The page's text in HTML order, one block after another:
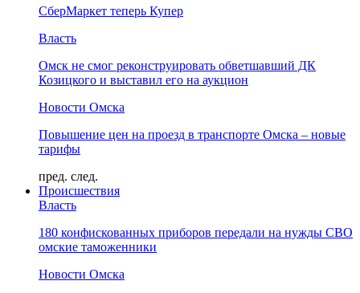
СберМаркет теперь Купер
Власть
Омск не смог реконструировать обветшавший ДК
Козицкого и выставил его на аукцион
Новости Омска
Повышение цен на проезд в транспорте Омска – новые
тарифы
пред. след.
Происшествия
Власть
180 конфискованных приборов передали на нужды СВО
омские таможенники
Новости Омска